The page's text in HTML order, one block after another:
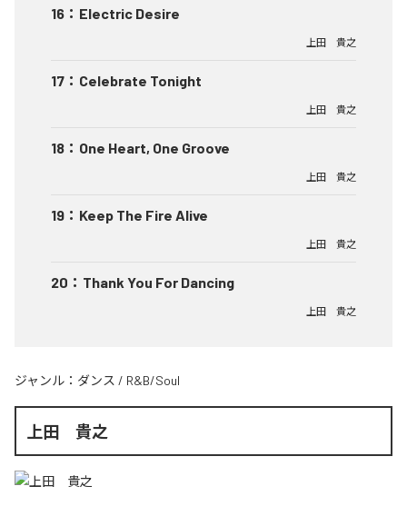
16 ： Electric Desire
上田 貴之
17 ： Celebrate Tonight
上田 貴之
18 ： One Heart, One Groove
上田 貴之
19 ： Keep The Fire Alive
上田 貴之
20 ： Thank You For Dancing
上田 貴之
ジャンル： ダンス / R&B/Soul
上田 貴之